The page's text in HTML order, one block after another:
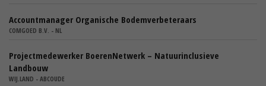
Accountmanager Organische Bodemverbeteraars
COMGOED B.V. - NL
Projectmedewerker BoerenNetwerk – Natuurinclusieve
Landbouw
WIJ.LAND - ABCOUDE